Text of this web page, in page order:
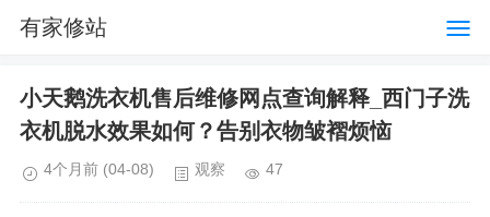
有家修站
小天鹅洗衣机售后维修网点查询解释_西门子洗
衣机脱水效果如何？告别衣物皱褶烦恼
4个月前 (04-08) 观察 47